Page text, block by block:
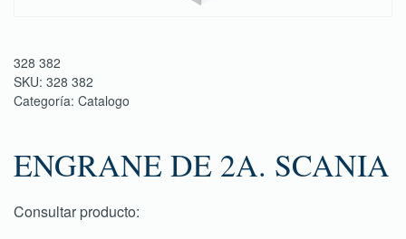
328 382
SKU: 328 382
Categoría: Catalogo
ENGRANE DE 2A. SCANIA
Consultar producto: